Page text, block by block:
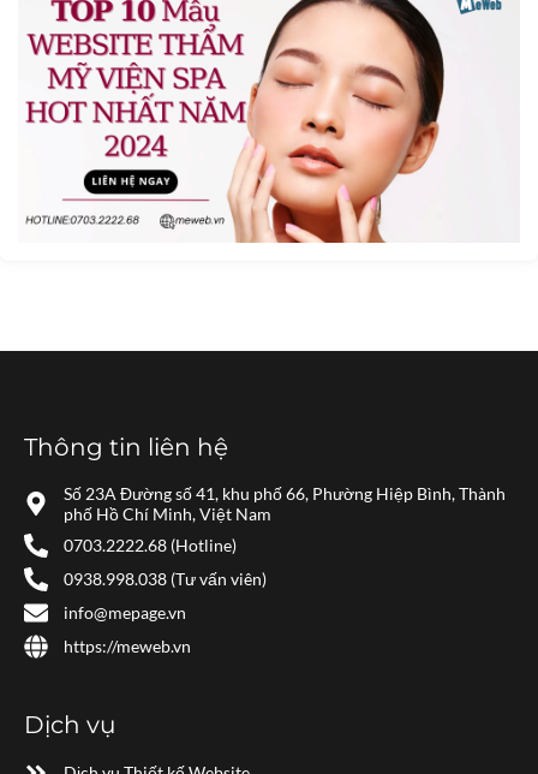
Thông tin liên hệ
Số 23A Đường số 41, khu phố 66, Phường Hiệp Bình, Thành
phố Hồ Chí Minh, Việt Nam
0703.2222.68 (Hotline)
0938.998.038 (Tư vấn viên)
info@mepage.vn
https://meweb.vn
Dịch vụ